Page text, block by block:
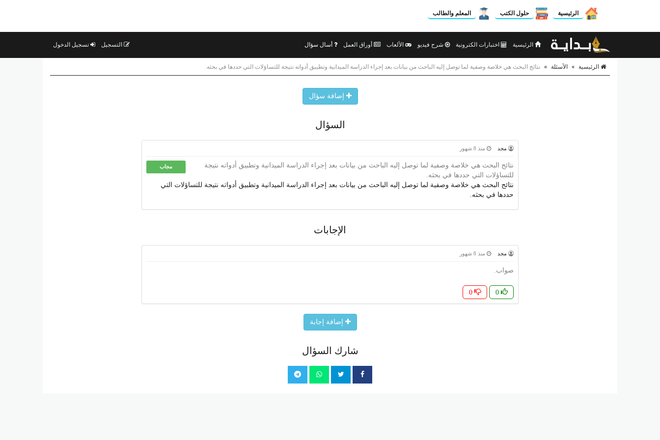
الرئيسية حلول الكتب المعلم والطالب
الرئيسية اختبارات الكترونية شرح فيديو الألعاب أوراق العمل أسال سؤال التسجيل تسجيل الدخول
الرئيسية » الأسئلة » نتائج البحث هي خلاصة وصفية لما توصل إليه الباحث من بيانات بعد إجراء الدراسة الميدانية وتطبيق أدواته نتيجة للتساؤلات التي حددها في بحثه.
إضافة سؤال
السؤال
مجد منذ 8 شهور
مجاب
نتائج البحث هي خلاصة وصفية لما توصل إليه الباحث من بيانات بعد إجراء الدراسة الميدانية وتطبيق أدواته نتيجة
للتساؤلات التي حددها في بحثه.
نتائج البحث هي خلاصة وصفية لما توصل إليه الباحث من بيانات بعد إجراء الدراسة الميدانية وتطبيق أدواته نتيجة للتساؤلات التي
حددها في بحثه.
الإجابات
مجد منذ 8 شهور
صواب.
0
0
إضافة إجابة
شارك السؤال